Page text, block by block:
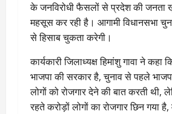
के जनविरोधी फैसलों से प्रदेश की जनता
महसूस कर रही है। आगामी विधानसभा
से हिसाब चुकता करेगी।
कार्यकारी जिलाध्यक्ष हिमांशु गावा ने
भाजपा की सरकार है, चुनाव से पहले
लोगों को रोजगार देने की बात करती
रहते करोड़ों लोगों का रोजगार छिन गया